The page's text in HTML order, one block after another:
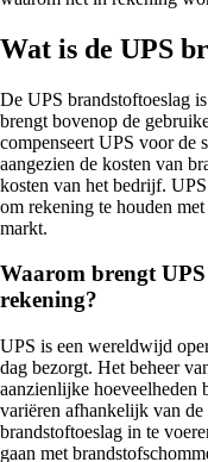
Wat is de UPS
De UPS brandstoftoeslag
brengt bovenop de
compenseert UPS voor de
aangezien de kosten van
kosten van het bedrijf.
om rekening te houden
markt.
Waarom brengt
rekening?
UPS is een wereldwijd
dag bezorgt. Het beheer
aanzienlijke hoeveelheden
variëren afhankelijk van
brandstoftoeslag in te
gaan met